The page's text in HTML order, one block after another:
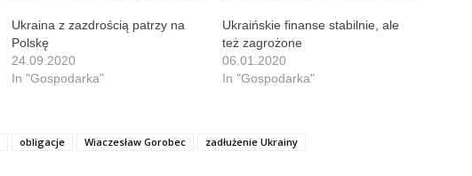
Ukraina z zazdrością patrzy na
Polskę
24.09.2020
In "Gospodarka"
Ukraińskie finanse stabilnie, ale
też zagrożone
06.01.2020
In "Gospodarka"
obligacje Wiaczesław Gorobec zadłużenie Ukrainy